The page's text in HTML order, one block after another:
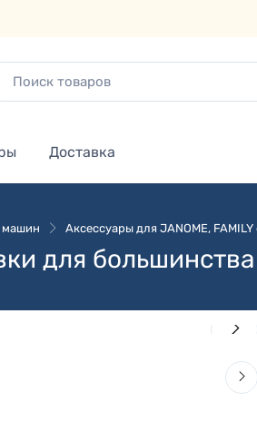
Доставка
машин Аксессуары для JANOME,
для